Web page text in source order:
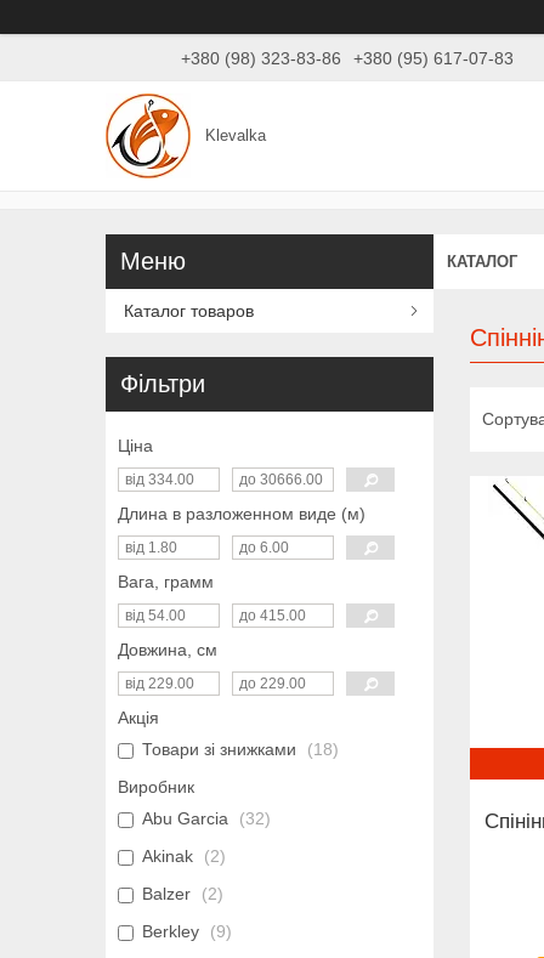
+380 (98) 323-83-86 +380 (95) 617-07-83
Klevalka
КАТАЛОГ
Каталог товаров
Фільтри
Ціна
Длина в разложенном виде (м)
Вага, грамм
Довжина, см
Акція
Товари зі знижками
18
Виробник
Abu Garcia
32
Akinak
2
Balzer
2
Berkley
9